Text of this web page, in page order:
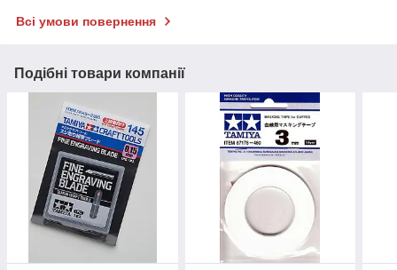
Всі умови повернення
Подібні товари компанії